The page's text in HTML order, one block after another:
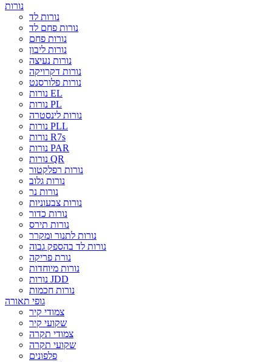
נורות
נורות לד
נורות פחם לד
נורות פחם
נורות ליבון
נורות נעיצה
נורות דקרויקה
נורות פלורסנט
נורות EL
נורות PL
נורות לינסטרה
נורות PLL
נורות R7s
נורות PAR
נורות QR
נורות רפלקטור
נורות גלוב
נורות נר
נורות צבעוניות
נורות כדור
נורות תירס
נורות לתנור ומקרר
נורות לד בהספק גבוה
נורת פריקה
נורות מיוחדות
נורות JDD
נורות חכמות
גופי תאורה
צמודי קיר
שקועי קיר
צמודי תקרה
שקועי תקרה
פלפונים